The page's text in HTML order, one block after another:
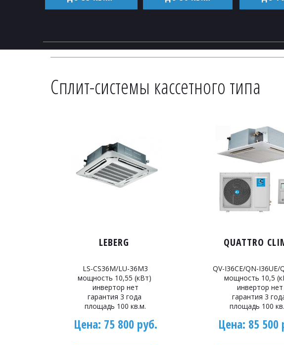
Сплит-системы кассетного типа
LEBERG
LS-CS36M/LU-36M3
мощность 10,55 (кВт)
инвертор нет
гарантия 3 года
площадь 100 кв.м.
Цена: 75 800 руб.
QUATTRO
QV-I36CE/QN-I36UE/
мощность 10,5
инвертор нет
гарантия 3
площадь 100
Цена: 85 500